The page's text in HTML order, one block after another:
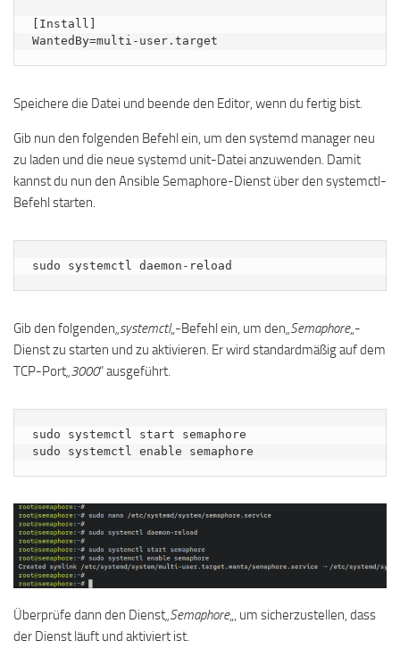
[Install]
WantedBy=multi-user.target
Speichere die Datei und beende den Editor, wenn du fertig bist.
Gib nun den folgenden Befehl ein, um den systemd manager neu
zu laden und die neue systemd unit-Datei anzuwenden. Damit
kannst du nun den Ansible Semaphore-Dienst über den systemctl-
Befehl starten.
sudo systemctl daemon-reload
Gib den folgenden „systemctl„-Befehl ein, um den „Semaphore„-
Dienst zu starten und zu aktivieren. Er wird standardmäßig auf dem
TCP-Port „3000“ ausgeführt.
sudo systemctl start semaphore
sudo systemctl enable semaphore
Überprüfe dann den Dienst„Semaphore„, um sicherzustellen, dass
der Dienst läuft und aktiviert ist.